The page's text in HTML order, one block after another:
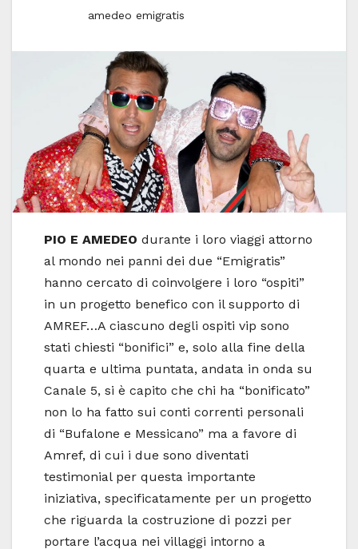
amedeo emigratis
PIO E AMEDEO durante i loro viaggi attorno
al mondo nei panni dei due “Emigratis”
hanno cercato di coinvolgere i loro “ospiti”
in un progetto benefico con il supporto di
AMREF…A ciascuno degli ospiti vip sono
stati chiesti “bonifici” e, solo alla fine della
quarta e ultima puntata, andata in onda su
Canale 5, si è capito che chi ha “bonificato”
non lo ha fatto sui conti correnti personali
di “Bufalone e Messicano” ma a favore di
Amref, di cui i due sono diventati
testimonial per questa importante
iniziativa, specificatamente per un progetto
che riguarda la costruzione di pozzi per
portare l’acqua nei villaggi intorno a